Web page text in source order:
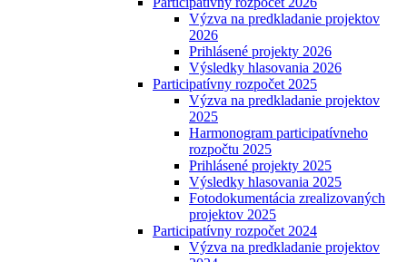
Výzva na predkladanie projektov
2026
Prihlásené projekty 2026
Výsledky hlasovania 2026
Participatívny rozpočet 2025
Výzva na predkladanie projektov
2025
Harmonogram participatívneho
rozpočtu 2025
Prihlásené projekty 2025
Výsledky hlasovania 2025
Fotodokumentácia zrealizovaných
projektov 2025
Participatívny rozpočet 2024
Výzva na predkladanie projektov